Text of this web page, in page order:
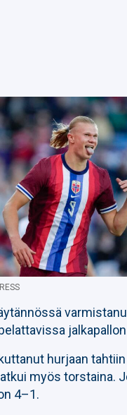
hurjaan tahtiin
myös torstaina.
4–1.